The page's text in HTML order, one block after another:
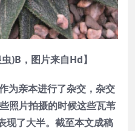
)B，图片来自Hd】
为亲本进行了杂交，杂交
照片拍摄的时候这些瓦苇
现了大半。截至本文成稿